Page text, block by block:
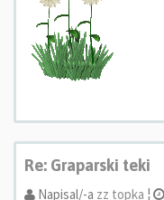
Re: Graparski teki
Napisal/-a zz topka ¦